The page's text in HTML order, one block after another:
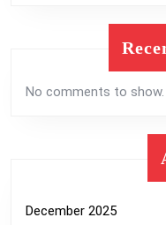
No comments to show.
December 2025